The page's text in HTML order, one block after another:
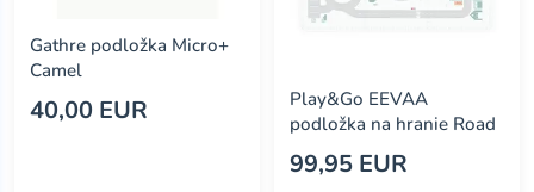
Gathre podložka Micro+
Camel
40,00 EUR
Play&Go EEVAA
podložka na hranie Road
99,95 EUR